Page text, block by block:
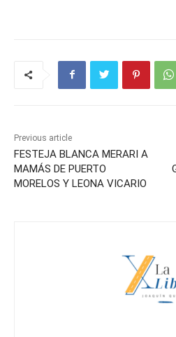
Previous article
FESTEJA BLANCA MERARI A
MAMÁS DE PUERTO
MORELOS Y LEONA VICARIO